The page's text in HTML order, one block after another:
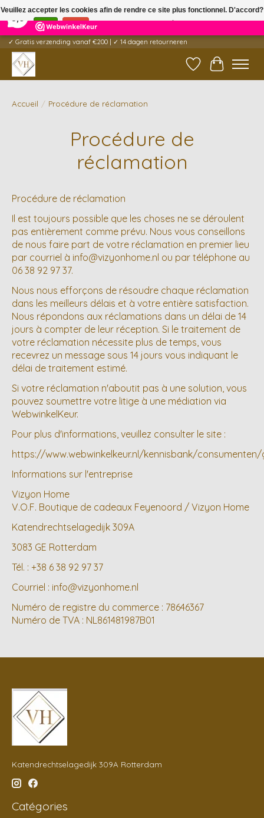
5 Reviews ×
✓ Gratis verzending vanaf €200 | ✓ 14 dagen retourneren
Liste dePanier
Accueil / Procédure de réclamation
Procédure de
réclamation
Procédure de réclamation
Il est toujours possible que les choses ne se déroulent
pas entièrement comme prévu. Nous vous conseillons
de nous faire part de votre réclamation en premier lieu
par courriel à info@vizyonhome.nl ou par téléphone au
06 38 92 97 37.
Nous nous efforçons de résoudre chaque réclamation
dans les meilleurs délais et à votre entière satisfaction.
Nous répondons aux réclamations dans un délai de 14
jours à compter de leur réception. Si le traitement de
votre réclamation nécessite plus de temps, vous
recevrez un message sous 14 jours vous indiquant le
délai de traitement estimé.
Si votre réclamation n'aboutit pas à une solution, vous
pouvez soumettre votre litige à une médiation via
WebwinkelKeur.
Pour plus d'informations, veuillez consulter le site :
https://www.webwinkelkeur.nl/kennisbank/consumenten/
Informations sur l'entreprise
Vizyon Home
V.O.F. Boutique de cadeaux Feyenoord / Vizyon Home
Katendrechtselagedijk 309A
3083 GE Rotterdam
Tél. : +38 6 38 92 97 37
Courriel : info@vizyonhome.nl
Numéro de registre du commerce : 78646367
Numéro de TVA : NL861481987B01
Katendrechtselagedijk 309A Rotterdam
Catégories
Veuillez accepter les cookies afin de rendre ce site plus fonctionnel. D'accord?
Oui
Non En savoir plus sur les témoins (cookies) »